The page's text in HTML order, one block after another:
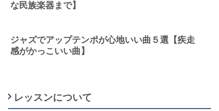
な民族楽器まで】
ジャズでアップテンポが心地いい曲５選【疾走
感がかっこいい曲】
レッスンについて